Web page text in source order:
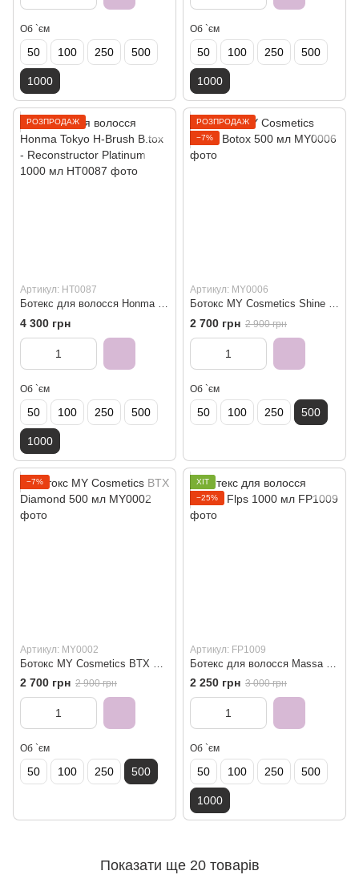
Об `єм
50 100 250 500
1000
Об `єм
50 100 250 500
1000
РОЗПРОДАЖ
Артикул: HT0087
Ботекс для волосся Honma Tokyo H-Brush B.tox - Reconstructor Platinum 1000 мл
4 300 грн
Об `єм
50 100 250 500
1000
РОЗПРОДАЖ
−7%
Артикул: MY0006
Ботокс MY Cosmetics Shine Botox 500 мл
2 700 грн 2 900 грн
Об `єм
50 100 250 500
−7%
Артикул: MY0002
2 700 грн 2 900 грн
Об `єм
50 100 250 500
ХІТ
−25%
Артикул: FP1009
2 250 грн 3 000 грн
Об `єм
50 100 250 500
1000
Показати ще 20 товарів